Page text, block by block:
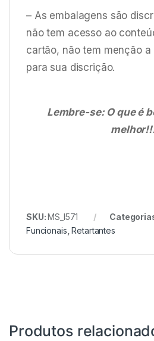
– As embalagens são
não tem acesso ao
cartão, não tem menção
para sua discrição.
Lembre-se: O que é
SKU:MS_I571
Funcionais ,Retartantes
Produtos